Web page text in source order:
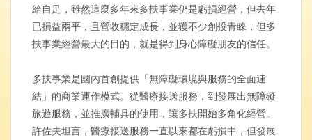
給自足，雖然這麼多年來多扶事業仍是虧損經營，但去年
已損益兩平，且營收穩定成長，並獲不少創投青睞，但多
扶事業經營最大的目的，就是得到身心障礙朋友的信任。
多扶事業是國內首創提供「無障礙環境與服務的全面連
結」的商業運作模式。從醫療接送服務，到發展出無障礙
旅遊服務，並推廣輔具的使用，讓多扶開始多角化經營。
許佐夫坦言，醫療接送服務一直以來都在虧損中，但發展